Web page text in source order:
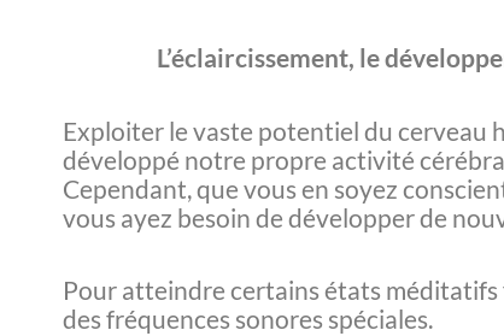
L’éclaircissement, le
Exploiter le vaste potentiel du cerveau
développé notre propre activité
Cependant, que vous en soyez
vous ayez besoin de développer de
Pour atteindre certains états
des fréquences sonores spéciales.